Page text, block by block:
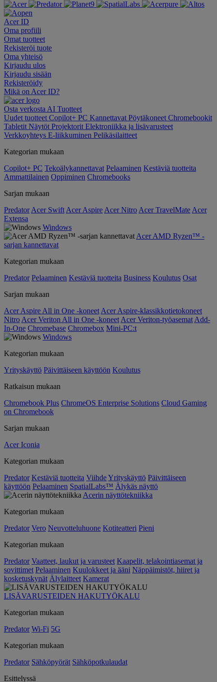
Acer ID
Oma profiili
Omat tuotteet
Rekisteröi tuote
Oma yhteisö
Kirjaudu ulos
Kirjaudu sisään
Rekisteröidy
Mikä on Acer ID?
Osta verkosta AI Tuotteet
Uudet tuotteet Copilot+ PC Kannettavat Pöytäkoneet Chromebookit
Tabletit Näytöt Projektorit Elektroniikka ja lisävarusteet
Verkkoyhteys E-liikkuminen Pelikäsilaitteet
Kategorian mukaan
Copilot+ PC Tekoälykannettavat Pelaaminen Kestäviä tuotteita
Ammattilainen Oppiminen Chromebooks
Sarjan mukaan
Predator Acer Swift Acer Aspire Acer Nitro Acer TravelMate Acer
Extensa
Windows
Acer AMD Ryzen™ -
sarjan kannettavat
Kategorian mukaan
Predator Pelaaminen Kestäviä tuotteita Business Koulutus Osat
Sarjan mukaan
Acer Aspire All in One -koneet Acer Aspire-klassikkotietokoneet
Nitro Acer Veriton All in One -koneet Acer Veriton-työasemat Add-
In-One Chromebase Chromebox Mini-PC:t
Windows
Kategorian mukaan
Yrityskäyttö Päivittäiseen käyttöön Koulutus
Ratkaisun mukaan
Chromebook Plus ChromeOS Enterprise Solutions Cloud Gaming
on Chromebook
Sarjan mukaan
Acer Iconia
Kategorian mukaan
Predator Kestäviä tuotteita ViihdeYrityskäyttö Päivittäiseen
käyttöön Pelaaminen SpatialLabs™ Älykäs näyttö
Acerin näyttötekniikka
Kategorian mukaan
Predator Vero Neuvotteluhuone Kotiteatteri Pieni
Kategorian mukaan
Predator Vaatteet, laukut ja varusteet Kaapelit, telakointiasemat ja
sovittimet Pelaaminen Kuulokkeet ja ääni Näppäimistöt, hiiret ja
kosketuskynät Älylaitteet Kamerat
LISÄVARUSTEIDEN HAKUTYÖKALU
Kategorian mukaan
Predator Wi-Fi 5G
Kategorian mukaan
Predator Sähköpyörät Sähköpotkulaudat
Esittelyssä